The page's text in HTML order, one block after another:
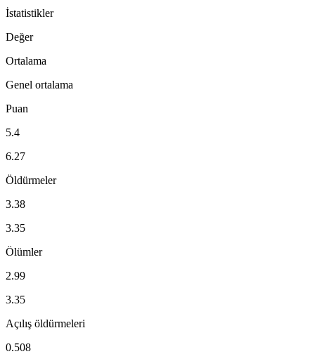
İstatistikler
Değer
Ortalama
Genel ortalama
Puan
5.4
6.27
Öldürmeler
3.38
3.35
Ölümler
2.99
3.35
Açılış öldürmeleri
0.508